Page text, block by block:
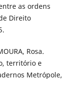
as ordens
Direito
Rosa.
território e
Metrópole,